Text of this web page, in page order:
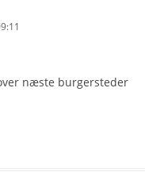
næste burgersteder